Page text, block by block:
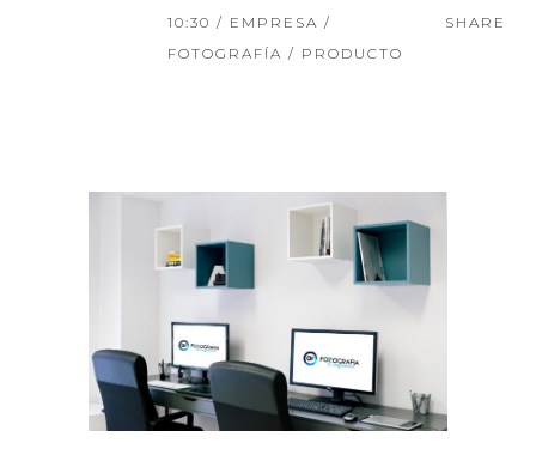
10:30 / EMPRESA /
FOTOGRAFÍA / PRODUCTO
SHARE